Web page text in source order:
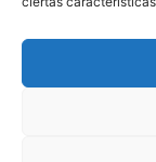
+34 91 745